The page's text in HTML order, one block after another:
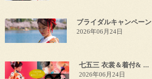
ブライダルキャンペーン
2026年06月24日
七五三 衣裳＆着付& ...
2026年06月24日